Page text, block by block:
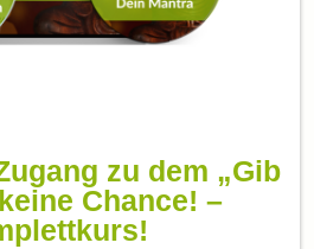
zu dem „Gib
Chance! –